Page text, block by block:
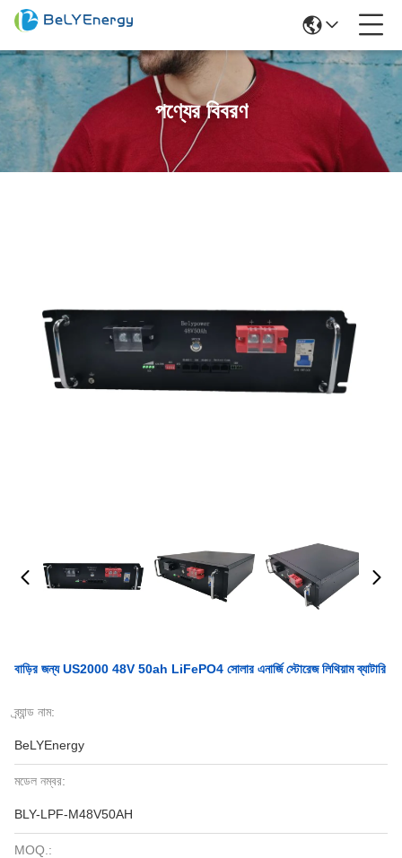
পণ্যের বিবরণ
বাড়ির জন্য US2000 48V 50ah LiFePO4 সোলার এনার্জি স্টোরেজ লিথিয়াম ব্যাটারি
ব্র্যান্ড নাম:
BeLYEnergy
মডেল নম্বর:
BLY-LPF-M48V50AH
MOQ.: